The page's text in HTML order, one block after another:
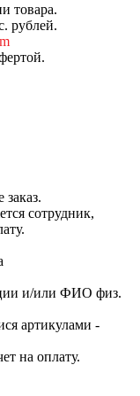
товара.
рублей.
сотрудник,
и/или ФИО физ.
артикулами -
на оплату.